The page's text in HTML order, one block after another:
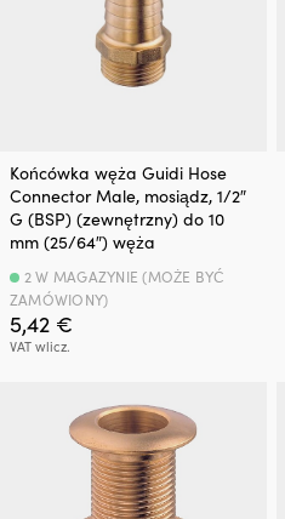
Końcówka węża Guidi Hose
Connector Male, mosiądz, 1/2″
G (BSP) (zewnętrzny) do 10
mm (25/64″) węża
5,42 €
VAT wlicz.
2 W MAGAZYNIE (MOŻE BYĆ
ZAMÓWIONY)